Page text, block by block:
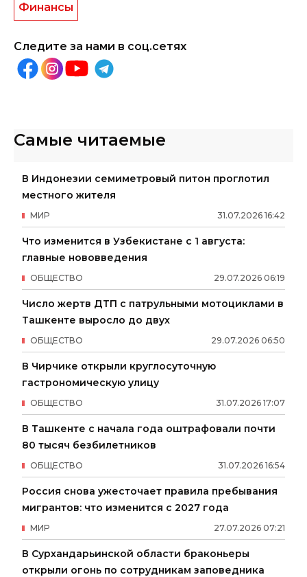
Финансы
Следите за нами в соц.сетях
Самые читаемые
В Индонезии семиметровый питон проглотил
местного жителя
31.07.2026 16:42
МИР
Что изменится в Узбекистане с 1 августа:
главные нововведения
29.07.2026 06:19
ОБЩЕСТВО
Число жертв ДТП с патрульными мотоциклами в
Ташкенте выросло до двух
29.07.2026 06:50
ОБЩЕСТВО
В Чирчике открыли круглосуточную
гастрономическую улицу
31.07.2026 17:07
ОБЩЕСТВО
В Ташкенте с начала года оштрафовали почти
80 тысяч безбилетников
31.07.2026 16:54
ОБЩЕСТВО
Россия снова ужесточает правила пребывания
мигрантов: что изменится с 2027 года
27.07.2026 07:21
МИР
В Сурхандарьинской области браконьеры
открыли огонь по сотрудникам заповедника